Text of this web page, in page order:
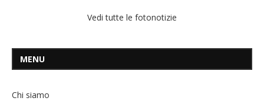
Vedi tutte le fotonotizie
MENU
Chi siamo